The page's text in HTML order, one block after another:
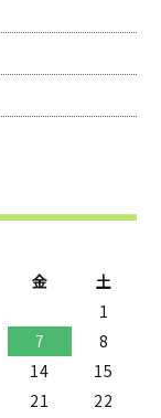
金
土
1
7
8
14
15
21 22